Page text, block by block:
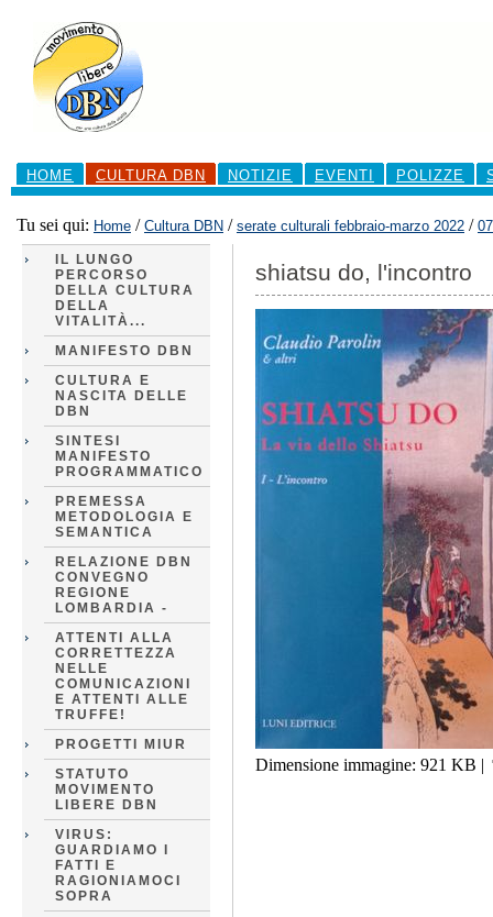
contenuti.
navigazione
Sezioni
HOME
CULTURA DBN NOTIZIE EVENTI POLIZZE
Tu sei qui: Home / Cultura DBN / serate culturali febbraio-marzo 2022 /
IL LUNGO
PERCORSO
DELLA CULTURA
DELLA
VITALITÀ...
MANIFESTO DBN
CULTURA E
NASCITA DELLE
DBN
SINTESI
MANIFESTO
PROGRAMMATICO
PREMESSA
METODOLOGIA E
SEMANTICA
RELAZIONE DBN
CONVEGNO
REGIONE
LOMBARDIA -
ATTENTI ALLA
CORRETTEZZA
NELLE
COMUNICAZIONI
E ATTENTI ALLE
TRUFFE!
PROGETTI MIUR
STATUTO
MOVIMENTO
LIBERE DBN
VIRUS:
GUARDIAMO I
FATTI E
RAGIONIAMOCI
SOPRA
shiatsu do, l'incontro
Dimensione immagine: 921 KB |